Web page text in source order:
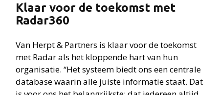
Klaar voor de toekomst met
Radar360
Van Herpt & Partners is klaar voor de toekomst
met Radar als het kloppende hart van hun
organisatie. “Het systeem biedt ons een centrale
database waarin alle juiste informatie staat. Dat